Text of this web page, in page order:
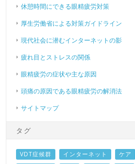
休憩時間にできる眼精疲労対策
厚生労働省による対策ガイドライン
現代社会に潜むインターネットの影
疲れ目とストレスの関係
眼精疲労の症状や主な原因
頭痛の原因である眼精疲労の解消法
サイトマップ
タグ
VDT症候群 インターネット ケア